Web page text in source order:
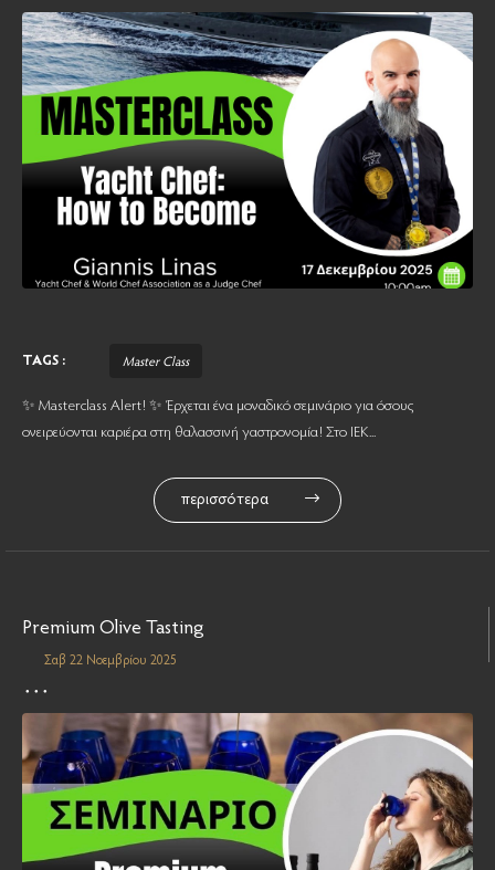
TAGS : Master Class
✨ Masterclass Alert! ✨ Έρχεται ένα μοναδικό σεμινάριο για όσους
ονειρεύονται καριέρα στη θαλασσινή γαστρονομία! Στο ΙΕΚ...
περισσότερα
Premium Olive Tasting
Σαβ 22 Νοεμβρίου 2025